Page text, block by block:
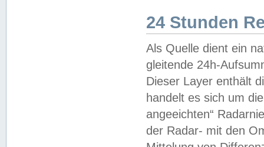
24 Stunden
Als Quelle dient ein
gleitende 24h-
Dieser Layer enthält
handelt es sich um
angeeichten“
der Radar- mit den